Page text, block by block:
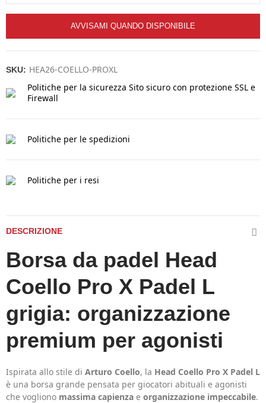
AVVISAMI QUANDO DISPONIBILE
SKU: HEA26-COELLO-PROXL
Politiche per la sicurezza Sito sicuro con protezione SSL e
Firewall
Politiche per le spedizioni
Politiche per i resi
DESCRIZIONE
Borsa da padel Head
Coello Pro X Padel L
grigia: organizzazione
premium per agonisti
Ispirata allo stile di Arturo Coello, la Head Coello Pro X Padel L
è una borsa grande pensata per giocatori abituali e agonisti
che vogliono massima capienza e organizzazione impeccabile.